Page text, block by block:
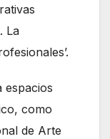
La
espacios
como
de Arte